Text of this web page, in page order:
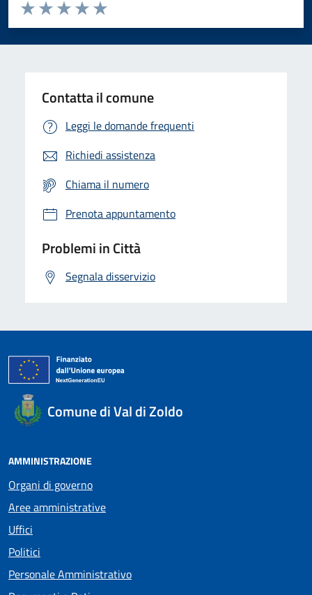
Domanda
Valuta da 1 a 5 stelle la pagina
Valuta 5 stelle su 5
Valuta 4 stelle su 5
Valuta 3 stelle su 5
Valuta 2 stelle su 5
Valuta 1 stelle su 5
Contatta il comune
Leggi le domande frequenti
Richiedi assistenza
Chiama il numero
Prenota appuntamento
Problemi in Città
Segnala disservizio
Comune di Val di Zoldo
AMMINISTRAZIONE
Organi di governo
Aree amministrative
Uffici
Politici
Personale Amministrativo